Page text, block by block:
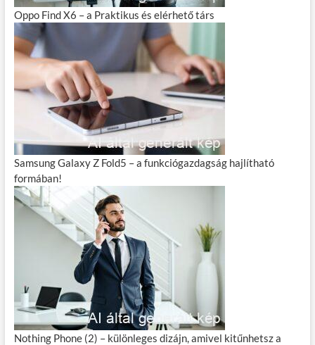
Oppo Find X6 – a Praktikus és elérhető társ
Samsung Galaxy Z Fold5 – a funkciógazdagság hajlítható
formában!
Nothing Phone (2) – különleges dizájn, amivel kitűnhetsz a